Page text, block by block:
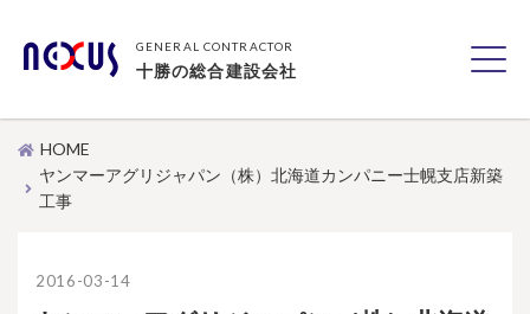
GENERAL CONTRACTOR
十勝の総合建設会社
HOME
ヤンマーアグリジャパン（株）北海道カンパニー士幌支店新築
工事
2016-03-14